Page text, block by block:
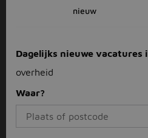
nieuw
Dagelijks nieuwe vacatures
overheid
Waar?